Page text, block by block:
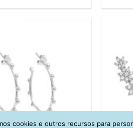
cookies e outros recursos para